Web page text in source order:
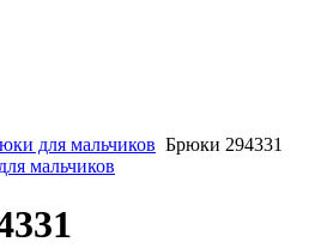
для мальчиков Брюки 294331
мальчиков